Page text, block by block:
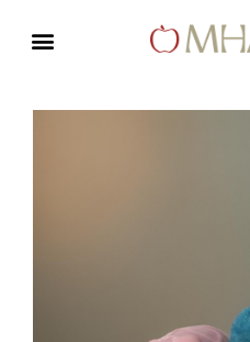
περιεχόμενο